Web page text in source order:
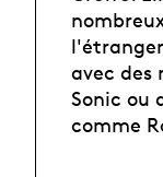
avec des
Sonic ou
comme